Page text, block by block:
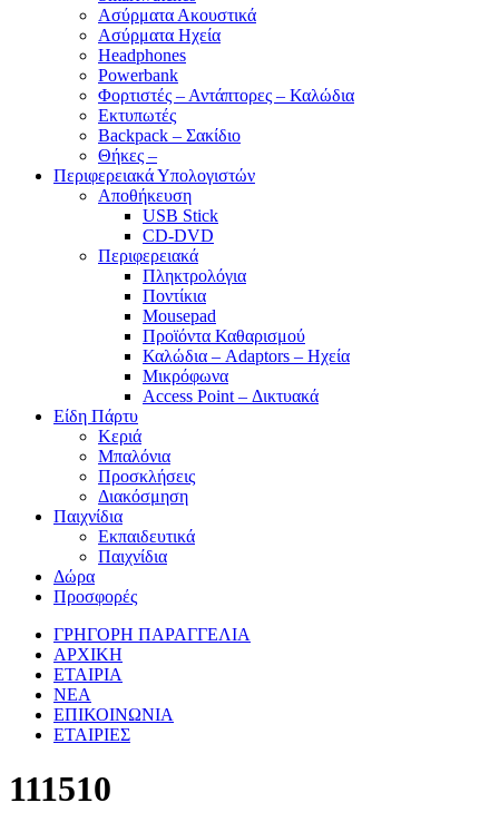
Ασύρματα Ακουστικά
Ασύρματα Ηχεία
Headphones
Powerbank
Φορτιστές – Αντάπτορες – Καλώδια
Εκτυπωτές
Backpack – Σακίδιο
Θήκες –
Περιφερειακά Υπολογιστών
Αποθήκευση
USB Stick
CD-DVD
Περιφερειακά
Πληκτρολόγια
Ποντίκια
Mousepad
Προϊόντα Καθαρισμού
Καλώδια – Adaptors – Ηχεία
Μικρόφωνα
Access Point – Δικτυακά
Είδη Πάρτυ
Κεριά
Μπαλόνια
Προσκλήσεις
Διακόσμηση
Παιχνίδια
Εκπαιδευτικά
Παιχνίδια
Δώρα
Προσφορές
ΓΡΗΓΟΡΗ ΠΑΡΑΓΓΕΛΙΑ
ΑΡΧΙΚΗ
ΕΤΑΙΡΙΑ
ΝΕΑ
ΕΠΙΚΟΙΝΩΝΙΑ
ΕΤΑΙΡΙΕΣ
111510